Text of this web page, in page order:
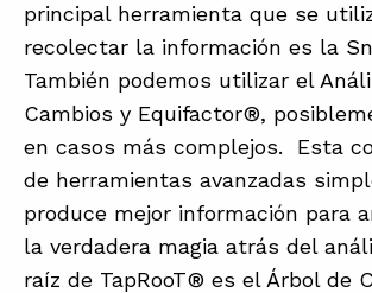
principal herramienta que se
recolectar la información es la
También podemos utilizar el
Cambios y Equifactor®,
en casos más complejos. Esta
de herramientas avanzadas
produce mejor información para
la verdadera magia atrás del
raíz de TapRooT® es el Árbol de